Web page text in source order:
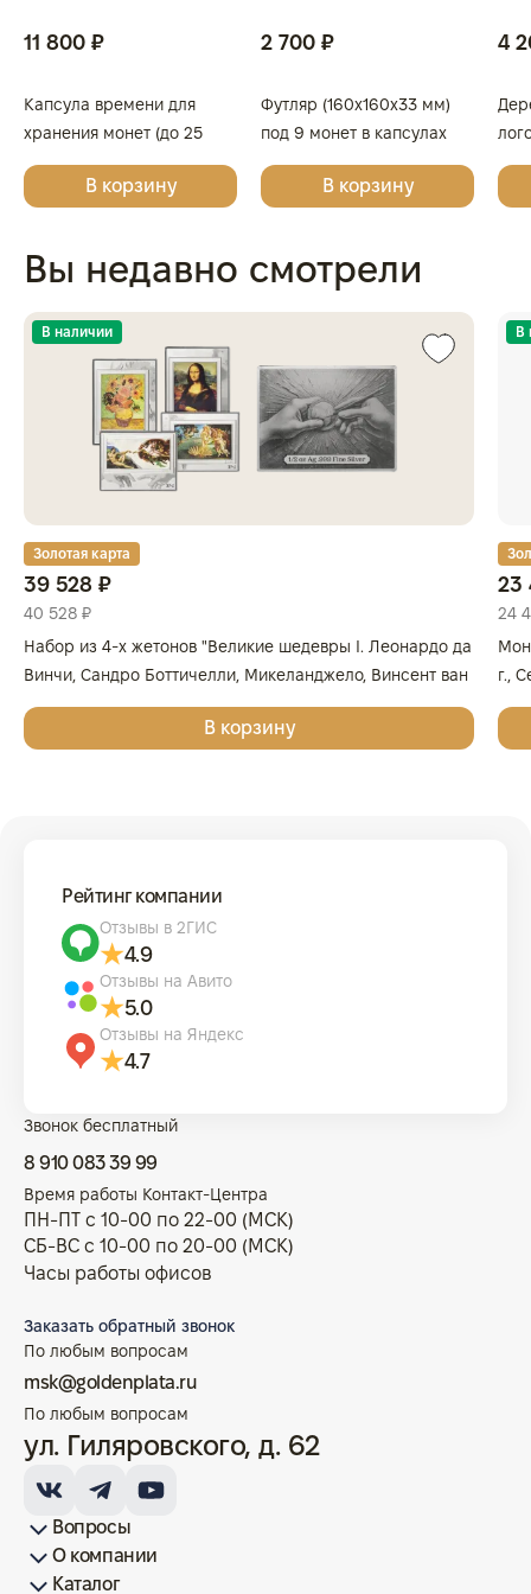
11 800 ₽
Капсула времени для
хранения монет (до 25
капсул)
В корзину
2 700 ₽
Футляр (160x160x33 мм)
под 9 монет в капсулах
(диаметр 44 мм), светло-
бордовыйВ корзину
4
Вы недавно смотрели
В наличии
Золотая карта
39 528 ₽
40 528 ₽
Набор из 4-х жетонов "Великие шедевры I. Леонардо да
Винчи, Сандро Боттичелли, Микеланджело, Винсент ван
Гог", 2025г., Серебро, 62,2 гр., проба 999, ГЕРМАНИЯ
В корзину
В
23
24
г.,
Рейтинг компании
Отзывы в 2ГИС
4.9
Отзывы на Авито
5.0
Отзывы на Яндекс
4.7
Вопросы
Как купить/продать
Условия оплаты
Условия доставки
Гарантия на товар
Возврат монет
Карта сайта
О компании
Франшиза
История
Вопрос-ответ
Отзывы
Лицензии и документы
Контакты офисов
Новости
БлогКаталог
Звонок бесплатный
8 910 083 39 99
Время работы Контакт-Центра
ПН-ПТ с 10-00 по 22-00 (МСК)
СБ-ВС с 10-00 по 20-00 (МСК)
Часы работы офисов
Заказать обратный звонок
По любым вопросам
msk@goldenplata.ru
По любым вопросам
ул. Гиляровского, д. 62